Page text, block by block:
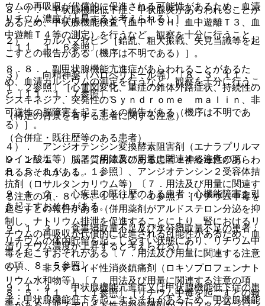
ウムの再吸収が代償的に促進される可能性があるため、血清
リチウム濃度が上昇すると考えられる）］。
２）． カルバマゼピン［錯乱、粗大振戦、失見当識等を起
こすとの報告がある（機序は不明である）］。
３）． 向精神薬（ハロペリドール等）〔８．３、１１．
１．２参照〕［心電図変化、重症の錐体外路症状、持続性の
ジスキネジア、突発性のＳｙｎｄｒｏｍｅ ｍａｌｉｎ、非
可逆性の脳障害を起こすとの報告がある（機序は不明であ
る）］。
４）． アンジオテンシン変換酵素阻害剤（エナラプリルマ
レイン酸塩等）〔７．用法及び用量に関連する注意の項、
８．５、１１．１．１参照〕、アンジオテンシン２受容体拮
抗剤（ロサルタンカリウム等）〔７．用法及び用量に関連す
る注意の項、８．５、１１．１．１参照〕［リチウム中毒を
起こすとの報告がある（併用薬剤がアルドステロン分泌を抑
制し、ナトリウム排泄を促進することにより、腎におけるリ
チウムの再吸収が代償的に促進される可能性があるため、血
清リチウム濃度が上昇すると考えられる）］。
５）． 非ステロイド性消炎鎮痛剤（ロキソプロフェンナト
リウム水和物等）〔７．用法及び用量に関連する注意の項、
８．５、１１．１．１参照〕［リチウム中毒を起こすとの報
８．７． 甲状腺機能低下症、甲状腺炎があらわれることが
あるため、甲状腺機能検査（血中ＴＳＨ、血中遊離Ｔ３、血
中遊離Ｔ４等の測定）を行うなど、観察を十分に行うこと
〔１１．１．６参照〕。
８．８． 副甲状腺機能亢進症があらわれることがあるた
め、血清カルシウムの測定を行うなど、観察を十分に行うこ
と〔１１．１．７参照〕。
（特定の背景を有する患者に関する注意）
（合併症・既往歴等のある患者）
９．１．１． 脳器質的障害のある患者：神経毒性があらわ
れるおそれがある。
９．１．２． 心疾患の既往歴のある患者：心機能障害を引
き起こすおそれがある。
９．１．３． 食事摂取量不足及び水分摂取量不足の患者：
リチウムの体内貯留を起こしやすい状態にあり、リチウム中
毒を起こすおそれがある〔７．用法及び用量に関連する注意
の項、８．５参照〕。
９．１．４． 甲状腺機能亢進症又は甲状腺機能低下症の患
者：甲状腺機能低下を起こすおそれがあるため、甲状腺機能